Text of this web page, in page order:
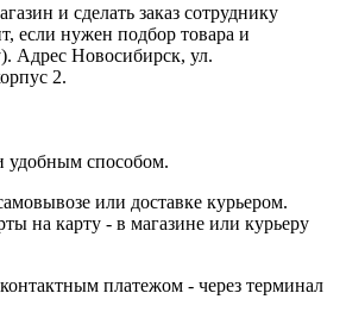
и сделать заказ сотруднику
если нужен подбор товара и
Адрес Новосибирск, ул.
2.
удобным способом.
или доставке курьером.
на карту - в магазине или курьеру
платежом - через терминал